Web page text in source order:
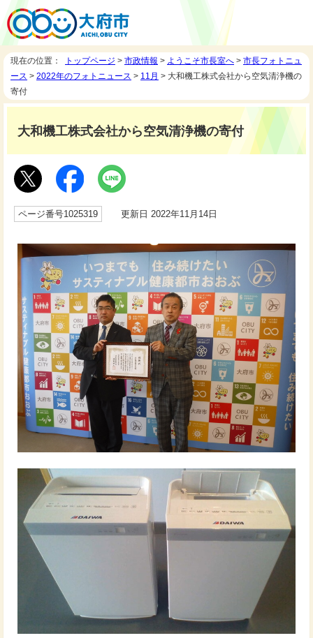
現在の位置： トップページ > 市政情報 > ようこそ市長室へ > 市長フォトニュ
ース > 2022年のフォトニュース > 11月 > 大和機工株式会社から空気清浄機の
寄付
大和機工株式会社から空気清浄機の寄付
ページ番号1025319 更新日 2022年11月14日